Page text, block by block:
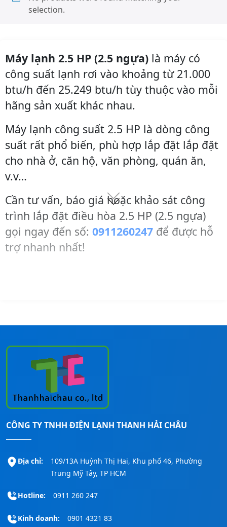
selection.
Máy lạnh 2.5 HP (2.5 ngựa) là máy có
công suất lạnh rơi vào khoảng từ 21.000
btu/h đến 25.249 btu/h tùy thuộc vào mỗi
hãng sản xuất khác nhau.
Máy lạnh công suất 2.5 HP là dòng công
suất rất phổ biến, phù hợp lắp đặt lắp đặt
cho nhà ở, căn hộ, văn phòng, quán ăn,
v.v…
Cần tư vấn, báo giá hoặc khảo sát công
trình lắp đặt điều hòa 2.5 HP (2.5 ngựa)
gọi ngay đến số: 0911260247 để được hỗ
trợ nhanh nhất!
CÔNG TY TNHH ĐIỆN LẠNH THANH HẢI CHÂU
Địa chỉ:
109/13A Huỳnh Thị Hai, Khu phố 46, Phường
Trung Mỹ Tây, TP HCM
Hotline: 0911 260 247
Kinh doanh: 0901 4321 83